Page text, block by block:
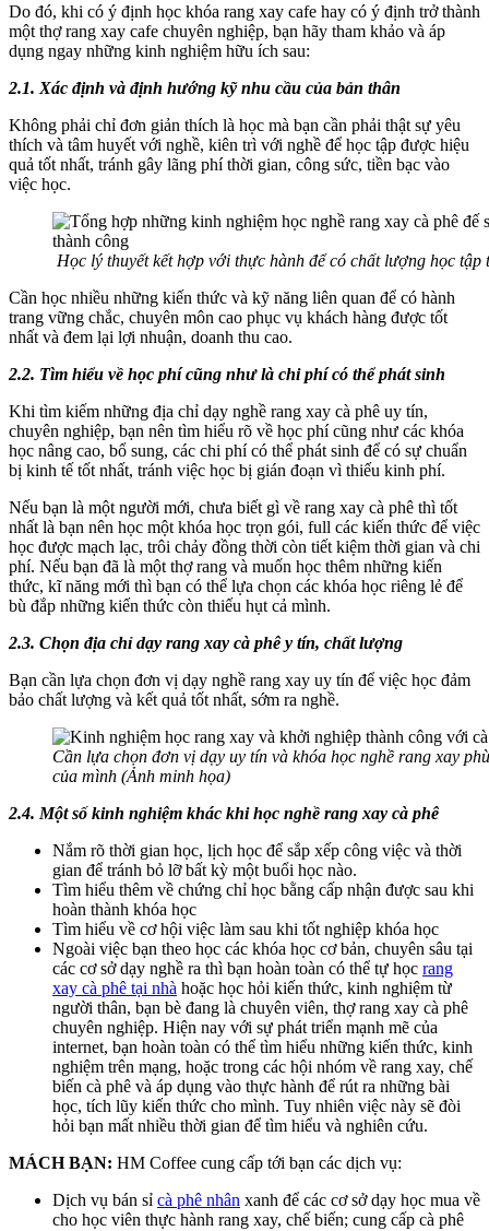
Do đó, khi có ý định học khóa rang xay cafe hay có ý định trở thành
một thợ rang xay cafe chuyên nghiệp, bạn hãy tham khảo và áp
dụng ngay những kinh nghiệm hữu ích sau:
2.1. Xác định và định hướng kỹ nhu cầu của bản thân
Không phải chỉ đơn giản thích là học mà bạn cần phải thật sự yêu
thích và tâm huyết với nghề, kiên trì với nghề để học tập được hiệu
quả tốt nhất, tránh gây lãng phí thời gian, công sức, tiền bạc vào
việc học.
Học lý thuyết kết hợp với thực hành để có chất lượng học tập
Cần học nhiều những kiến thức và kỹ năng liên quan để có hành
trang vững chắc, chuyên môn cao phục vụ khách hàng được tốt
nhất và đem lại lợi nhuận, doanh thu cao.
2.2. Tìm hiểu về học phí cũng như là chi phí có thể phát sinh
Khi tìm kiếm những địa chỉ dạy nghề rang xay cà phê uy tín,
chuyên nghiệp, bạn nên tìm hiểu rõ về học phí cũng như các khóa
học nâng cao, bổ sung, các chi phí có thể phát sinh để có sự chuẩn
bị kinh tế tốt nhất, tránh việc học bị gián đoạn vì thiếu kinh phí.
Nếu bạn là một người mới, chưa biết gì về rang xay cà phê thì tốt
nhất là bạn nên học một khóa học trọn gói, full các kiến thức để việc
học được mạch lạc, trôi chảy đồng thời còn tiết kiệm thời gian và chi
phí. Nếu bạn đã là một thợ rang và muốn học thêm những kiến
thức, kĩ năng mới thì bạn có thể lựa chọn các khóa học riêng lẻ để
bù đắp những kiến thức còn thiếu hụt cả mình.
2.3. Chọn địa chỉ dạy rang xay cà phê y tín, chất lượng
Bạn cần lựa chọn đơn vị dạy nghề rang xay uy tín để việc học đảm
bảo chất lượng và kết quả tốt nhất, sớm ra nghề.
Cần lựa chọn đơn vị dạy uy tín và khóa học nghề rang xay
của mình (Ảnh minh họa)
2.4. Một số kinh nghiệm khác khi học nghề rang xay cà phê
Nắm rõ thời gian học, lịch học để sắp xếp công việc và thời
gian để tránh bỏ lỡ bất kỳ một buổi học nào.
Tìm hiểu thêm về chứng chỉ học bằng cấp nhận được sau khi
hoàn thành khóa học
Tìm hiểu về cơ hội việc làm sau khi tốt nghiệp khóa học
Ngoài việc bạn theo học các khóa học cơ bản, chuyên sâu tại
các cơ sở dạy nghề ra thì bạn hoàn toàn có thể tự học rang
xay cà phê tại nhà hoặc học hỏi kiến thức, kinh nghiệm từ
người thân, bạn bè đang là chuyên viên, thợ rang xay cà phê
chuyên nghiệp. Hiện nay với sự phát triển mạnh mẽ của
internet, bạn hoàn toàn có thể tìm hiểu những kiến thức, kinh
nghiệm trên mạng, hoặc trong các hội nhóm về rang xay, chế
biến cà phê và áp dụng vào thực hành để rút ra những bài
học, tích lũy kiến thức cho mình. Tuy nhiên việc này sẽ đòi
hỏi bạn mất nhiều thời gian để tìm hiểu và nghiên cứu.
MÁCH BẠN: HM Coffee cung cấp tới bạn các dịch vụ:
Dịch vụ bán sỉ cà phê nhân xanh để các cơ sở dạy học mua về
cho học viên thực hành rang xay, chế biến; cung cấp cà phê